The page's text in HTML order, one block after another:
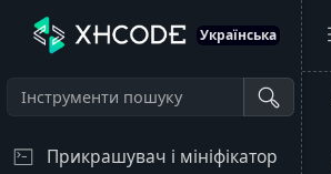
Українська
Прикрашувач і мініфікатор